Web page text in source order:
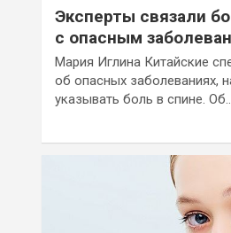
Эксперты связали
с опасным
Мария Иглина Китайские
об опасных заболеваниях,
указывать боль в спине.